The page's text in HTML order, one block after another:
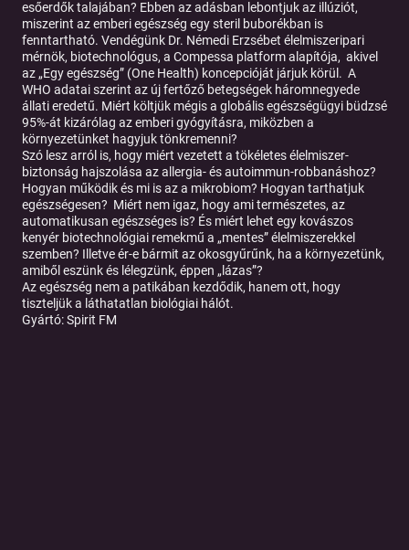
esőerdők talajában? Ebben az adásban lebontjuk az illúziót,
miszerint az emberi egészség egy steril buborékban is
fenntartható. Vendégünk Dr. Némedi Erzsébet élelmiszeripari
mérnök, biotechnológus, a Compessa platform alapítója, akivel
az „Egy egészség” (One Health) koncepcióját járjuk körül. A
WHO adatai szerint az új fertőző betegségek háromnegyede
állati eredetű. Miért költjük mégis a globális egészségügyi büdzsé
95%-át kizárólag az emberi gyógyításra, miközben a
környezetünket hagyjuk tönkremenni?
Szó lesz arról is, hogy miért vezetett a tökéletes élelmiszer-
biztonság hajszolása az allergia- és autoimmun-robbanáshoz?
Hogyan működik és mi is az a mikrobiom? Hogyan tarthatjuk
egészségesen? Miért nem igaz, hogy ami természetes, az
automatikusan egészséges is? És miért lehet egy kovászos
kenyér biotechnológiai remekmű a „mentes” élelmiszerekkel
szemben? Illetve ér-e bármit az okosgyűrűnk, ha a környezetünk,
amiből eszünk és lélegzünk, éppen „lázas”?
Az egészség nem a patikában kezdődik, hanem ott, hogy
tiszteljük a láthatatlan biológiai hálót.
Gyártó: Spirit FM